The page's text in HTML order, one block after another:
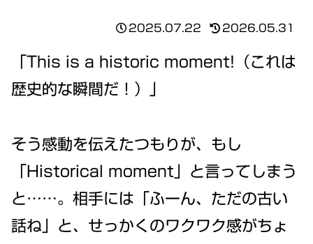
2025.07.22 2026.05.31
「This is a historic moment!（これは
歴史的な瞬間だ！）」
そう感動を伝えたつもりが、もし
「Historical moment」と言ってしまう
と……。相手には「ふーん、ただの古い
話ね」と、せっかくのワクワク感がちょ